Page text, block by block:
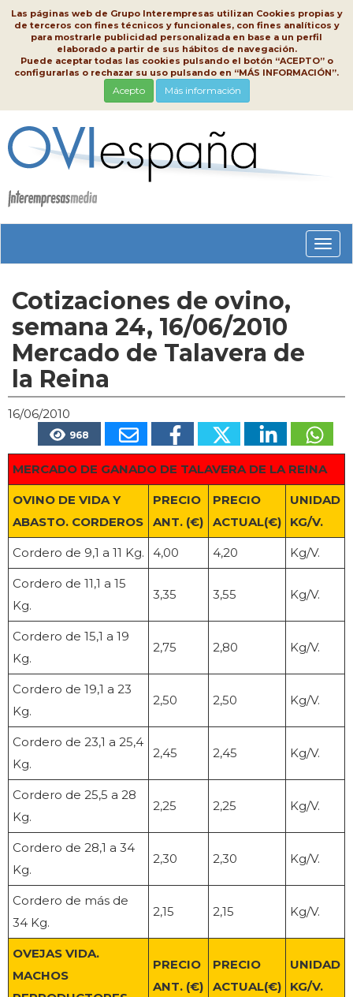
Las páginas web de Grupo Interempresas utilizan Cookies propias y
de terceros con fines técnicos y funcionales, con fines analíticos y
para mostrarle publicidad personalizada en base a un perfil
elaborado a partir de sus hábitos de navegación.
Puede aceptar todas las cookies pulsando el botón “ACEPTO” o
configurarlas o rechazar su uso pulsando en “MÁS INFORMACIÓN”.
Acepto Más información
Cotizaciones de ovino,
semana 24, 16/06/2010
Mercado de Talavera de
la Reina
16/06/2010
968
MERCADO DE GANADO DE TALAVERA DE LA REINA
OVINO DE VIDA Y
ABASTO. CORDEROS
PRECIO
ANT. (€)
PRECIO
ACTUAL(€)
UNIDAD
KG/V.
Cordero de 9,1 a 11 Kg. 4,00 4,20 Kg/V.
Cordero de 11,1 a 15
Kg.
3,35 3,55 Kg/V.
Cordero de 15,1 a 19
Kg.
2,75 2,80 Kg/V.
Cordero de 19,1 a 23
Kg.
2,50 2,50 Kg/V.
Cordero de 23,1 a 25,4
Kg.
2,45 2,45 Kg/V.
Cordero de 25,5 a 28
Kg.
2,25 2,25 Kg/V.
Cordero de 28,1 a 34
Kg.
2,30 2,30 Kg/V.
Cordero de más de
34 Kg.
2,15 2,15 Kg/V.
OVEJAS VIDA.
MACHOS
PRECIO
ANT. (€)
PRECIO
ACTUAL(€)
UNIDAD
KG/V.